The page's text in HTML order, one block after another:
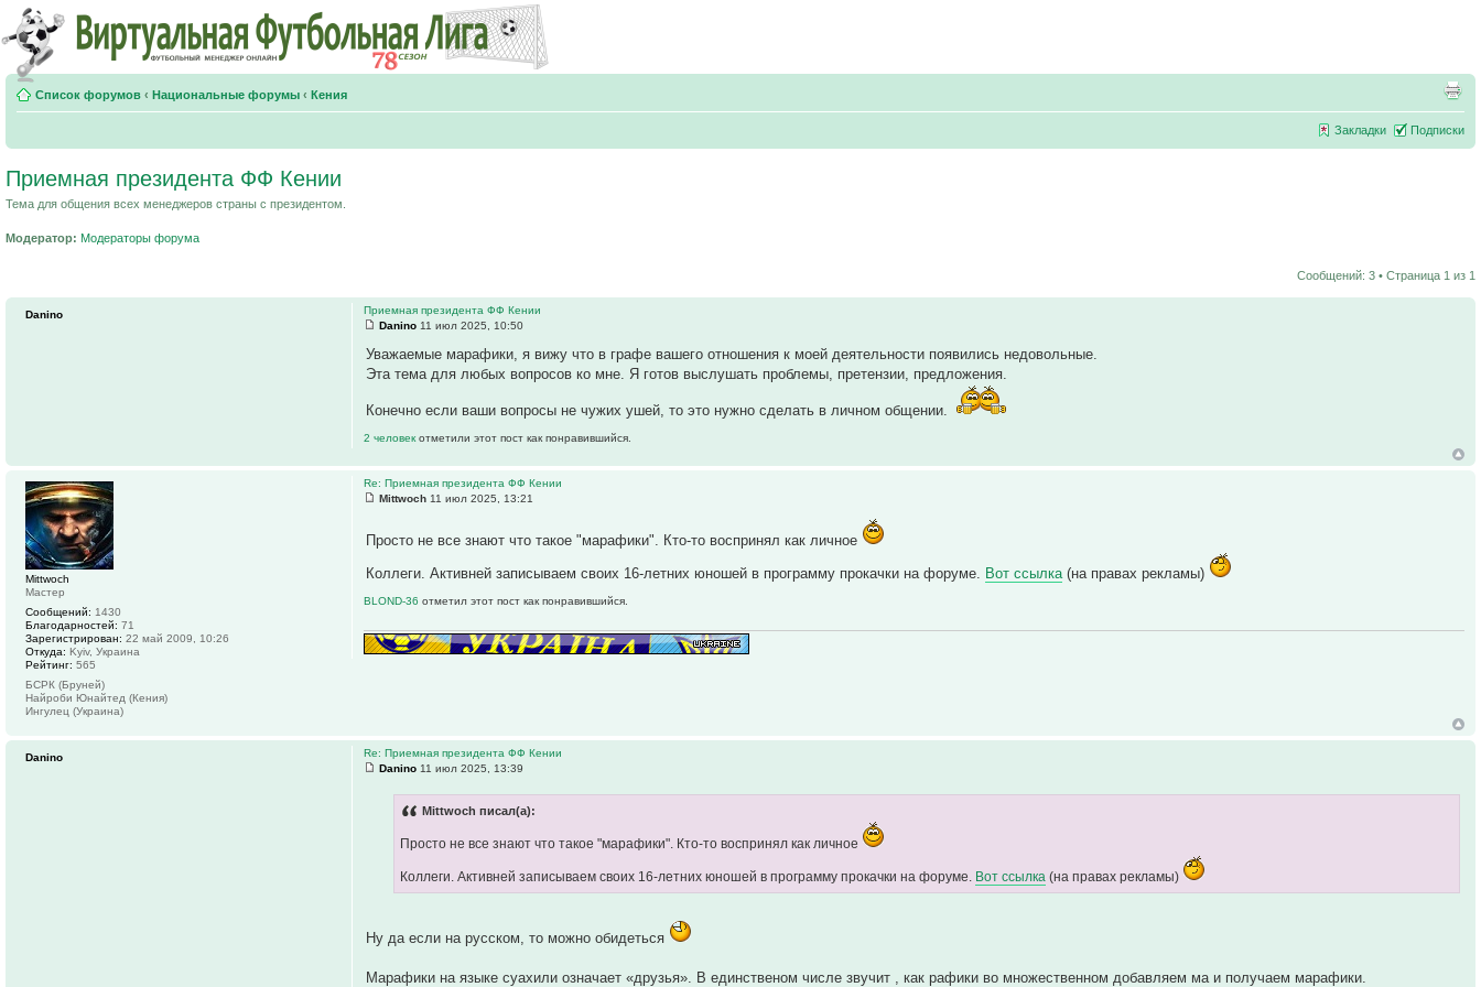
Список форумов ‹ Национальные форумы ‹ Кения
Закладки Подписки
Приемная президента ФФ Кении
Тема для общения всех менеджеров страны с президентом.
Модератор: Модераторы форума
Сообщений: 3 • Страница 1 из 1
Приемная президента ФФ Кении
Danino 11 июл 2025, 10:50
Уважаемые марафики, я вижу что в графе вашего отношения к моей деятельности появились недовольные.
Эта тема для любых вопросов ко мне. Я готов выслушать проблемы, претензии, предложения.
Конечно если ваши вопросы не чужих ушей, то это нужно сделать в личном общении.
2 человекотметили этот пост как понравившийся.
Danino
Re: Приемная президента ФФ Кении
Mittwoch 11 июл 2025, 13:21
Просто не все знают что такое "марафики". Кто-то воспринял как личное
Коллеги. Активней записываем своих 16-летних юношей в программу прокачки на форуме. Вот ссылка(на правах рекламы)
BLOND-36отметил этот пост как понравившийся.
Mittwoch
Мастер
Сообщений: 1430
Благодарностей: 71
Зарегистрирован: 22 май 2009, 10:26
Откуда: Kyiv, Украина
Рейтинг: 565
БСРК (Бруней)
Найроби Юнайтед (Кения)
Ингулец (Украина)
Re: Приемная президента ФФ Кении
Danino 11 июл 2025, 13:39
Mittwoch писал(а):
Просто не все знают что такое "марафики". Кто-то воспринял как личное
Коллеги. Активней записываем своих 16-летних юношей в программу прокачки на форуме. Вот ссылка (на правах рекламы)
Ну да если на русском, то можно обидеться
Марафики на языке суахили означает «друзья». В единственом числе звучит , как рафики во множественном добавляем ма и получаем марафики.
Danino